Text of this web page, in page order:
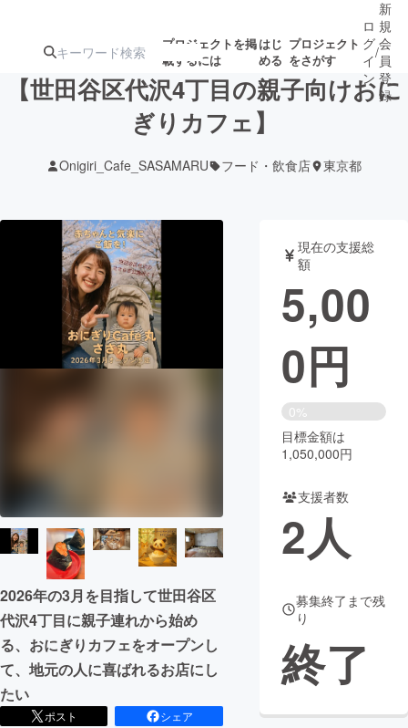
プロジェクトを掲
載するには
はじ
める
プロジェクト
をさがす
ジェクト
ターン
ジェクト
募集終了が近いプ
ロジェクト
もうすぐ公開
されます
アート・写真 音楽
テクノロジー・ガジェット ゲーム・サ
映像・映画 書籍・雑誌
チャレンジ
CAMPFIRE Creation
CAMPFIREふるさと納税machi-ya コミュニティ
ロ
グ
イ
ン
/
新
規
会
員
登
録
【世田谷区代沢4丁目の親子向けおに
ぎりカフェ】
Onigiri_Cafe_SASAMARU フード・飲食店 東京都
2026年の3月を目指して世田谷区
代沢4丁目に親子連れから始め
る、おにぎりカフェをオープンし
て、地元の人に喜ばれるお店にし
たい
ポスト
シェア
現在の支援総
額
5,00
0円
0%
目標金額は
1,050,000円
支援者数
2人
募集終了まで残
り
終了